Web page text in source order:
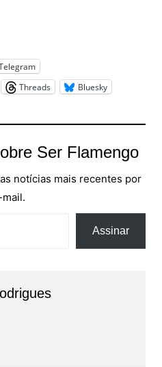
Threads Bluesky
Ser Flamengo
notícias mais recentes por
Assinar